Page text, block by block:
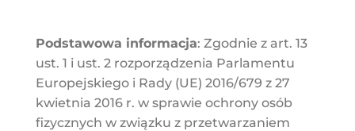
Podstawowa informacja: Zgodnie z art. 13
ust. 1 i ust. 2 rozporządzenia Parlamentu
Europejskiego i Rady (UE) 2016/679 z 27
kwietnia 2016 r. w sprawie ochrony osób
fizycznych w związku z przetwarzaniem